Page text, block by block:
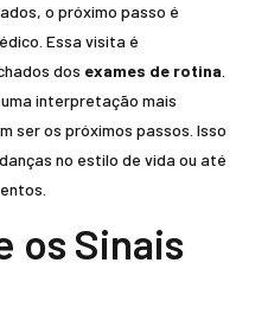
o próximo passo é
Essa visita é
dos exames de rotina
interpretação mais
ser os próximos passos. Isso
no estilo de vida ou até
os Sinais